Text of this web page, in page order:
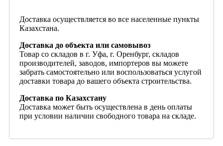
Доставка осуществляется во все населенные пункты
Казахстана.
Доставка до объекта или самовывоз
Товар со складов в г. Уфа, г. Оренбург, складов
производителей, заводов, импортеров вы можете
забрать самостоятельно или воспользоваться услугой
доставки товара до вашего объекта строительства.
Доставка по Казахстану
Доставка может быть осуществлена в день оплаты
при условии наличии свободного товара на складе.